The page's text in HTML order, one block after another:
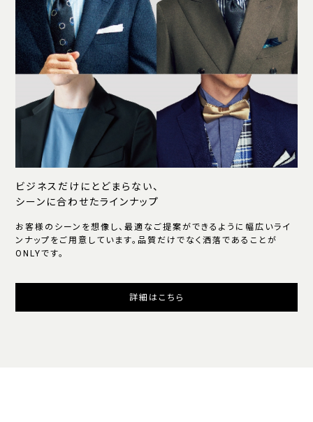
ビジネスだけにとどまらない、
シーンに合わせたラインナップ
お客様のシーンを想像し、最適なご提案ができるように幅広いライ
ンナップをご用意しています。品質だけでなく洒落であることが
ONLYです。
詳細はこちら